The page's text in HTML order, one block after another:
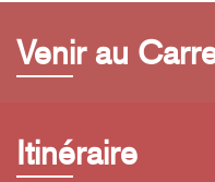
Venir au
Itinéraire